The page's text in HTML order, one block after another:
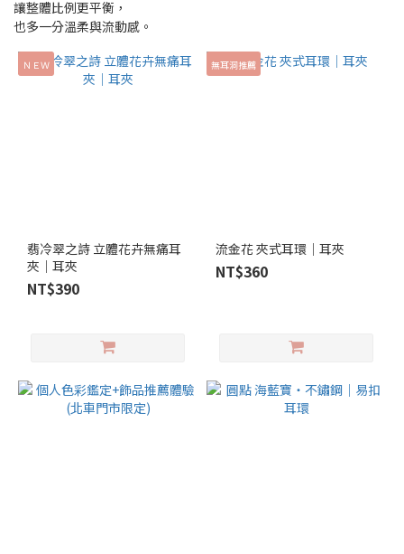
讓整體比例更平衡，
也多一分溫柔與流動感。
ＮＥＷ
翡冷翠之詩 立體花卉無痛耳
夾｜耳夾
NT$390
無耳洞推薦
流金花 夾式耳環｜耳夾
NT$360